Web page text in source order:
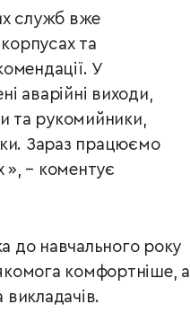
служб вже
та
У
аварійні виходи,
та рукомийники,
Зараз працюємо
», – коментує
до навчального року
комфортніше, а